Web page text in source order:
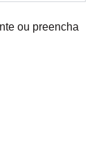
ou preencha